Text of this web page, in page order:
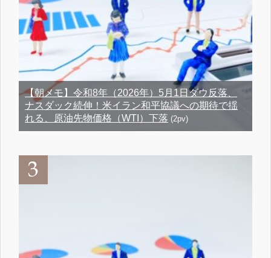
【朝メモ】令和8年（2026年）5月1日ダウ反落、
ナスダック続伸！米イラン和平協議への期待で揺
れる、原油先物価格（WTI）下落 (2pv)